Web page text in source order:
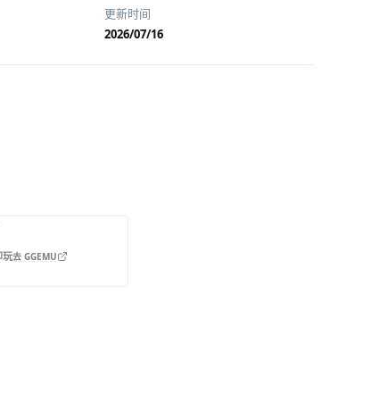
更新时间
2026/07/16
玩去 GGEMU